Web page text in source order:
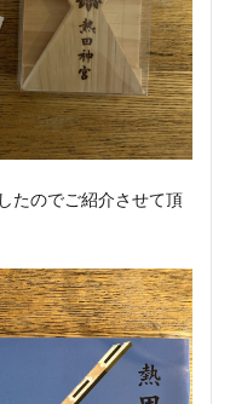
たのでご紹介させて頂